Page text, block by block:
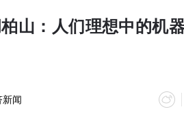
山：人们理想中的机
闻